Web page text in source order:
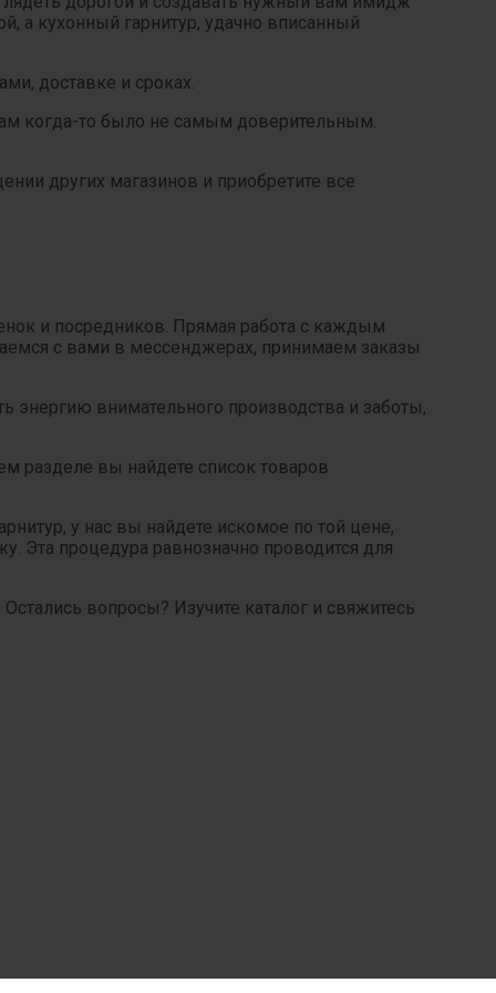
а кухонный гарнитур, удачно вписанный
доставке и сроках.
когда-то было не самым доверительным.
других магазинов и приобретите все
и посредников. Прямая работа с каждым
с вами в мессенджерах, принимаем заказы
энергию внимательного производства и заботы,
разделе вы найдете список товаров
у нас вы найдете искомое по той цене,
Эта процедура равнозначно проводится для
вопросы? Изучите каталог и свяжитесь